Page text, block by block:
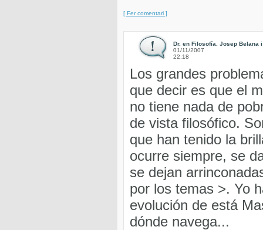
[ Fer comentari ]
Dr. en Filosofía. Josep Belana
01/11/2007
22:18
Los grandes
que decir es que el
no tiene nada de
de vista filosófico.
que han tenido la
ocurre siempre, se
se dejan
por los temas >. Yo
evolución de está
dónde navega...